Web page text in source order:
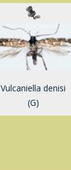
Vulcaniella denisi
(G)